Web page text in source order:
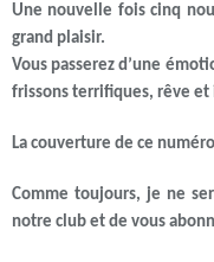
Une nouvelle fois cinq
grand plaisir.
Vous passerez d’une
frissons terrifiques, rêve
La couverture de ce
Comme toujours, je ne
notre club et de vous